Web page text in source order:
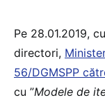
Pe 28.01.2019,
directori,
56/DGMSPP
cu ”Modele de